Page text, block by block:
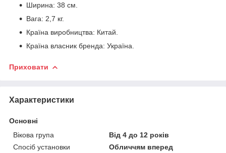
Ширина: 38 см.
Вага: 2,7 кг.
Країна виробництва: Китай.
Країна власник бренда: Україна.
Приховати
Характеристики
Основні
Вікова група
Від 4 до 12 років
Спосіб установки
Обличчям вперед